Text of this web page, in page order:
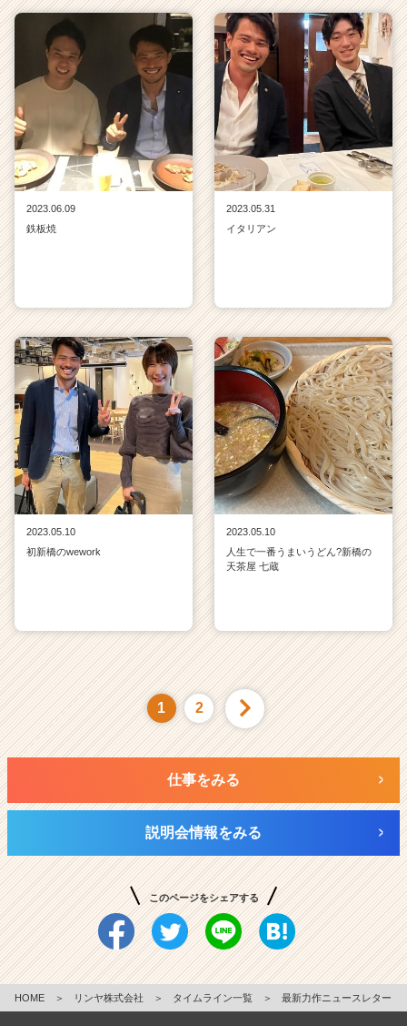
2023.06.09
鉄板焼
2023.05.31
イタリアン
2023.05.10
初新橋のwework
2023.05.10
人生で一番うまいうどん?新橋の
天茶屋 七蔵
1 2
仕事をみる
説明会情報をみる
このページをシェアする
HOME ＞ リンヤ株式会社 ＞ タイムライン一覧 ＞ 最新力作ニュースレター